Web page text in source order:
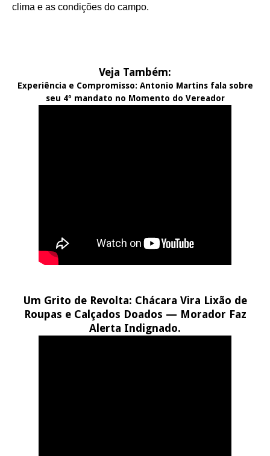
clima e as condições do campo.
Veja Também:
Experiência e Compromisso: Antonio Martins fala sobre
seu 4º mandato no Momento do Vereador
Um Grito de Revolta: Chácara Vira Lixão de
Roupas e Calçados Doados — Morador Faz
Alerta Indignado.